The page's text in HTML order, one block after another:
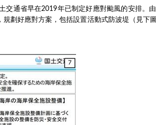
交通省早在2019年已制定好應對颱風的安排。
劃好應對方案，包括設置活動式防波堤（見下